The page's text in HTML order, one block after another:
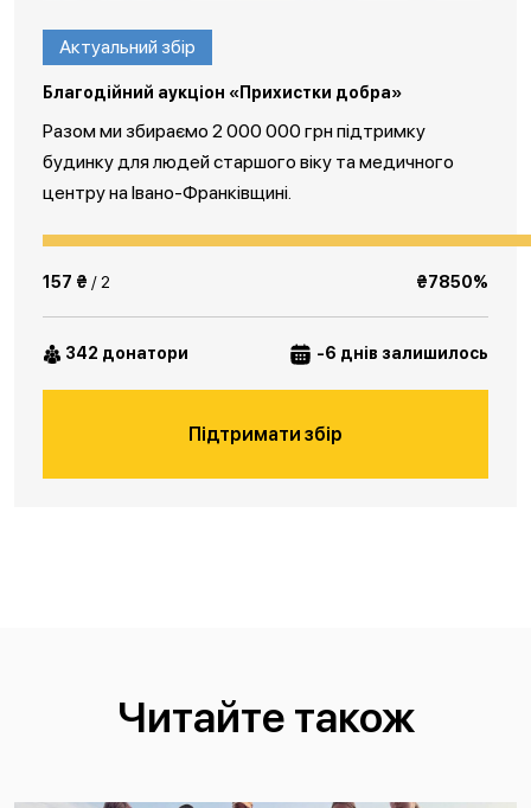
Актуальний збір
Благодійний аукціон «Прихистки добра»
Разом ми збираємо 2 000 000 грн підтримку
будинку для людей старшого віку та медичного
центру на Івано-Франківщині.
157 ₴ / 2 ₴7850%
342 донатори -6 днів залишилось
Підтримати збір
Читайте також